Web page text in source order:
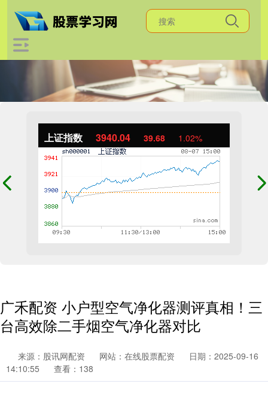
上证指数 3940.04 39.68 1.02%
广禾配资 小户型空气净化器测评真相！三
台高效除二手烟空气净化器对比
来源：股讯网配资 网站：在线股票配资
日期：2025-09-16
14:10:55
查看：138